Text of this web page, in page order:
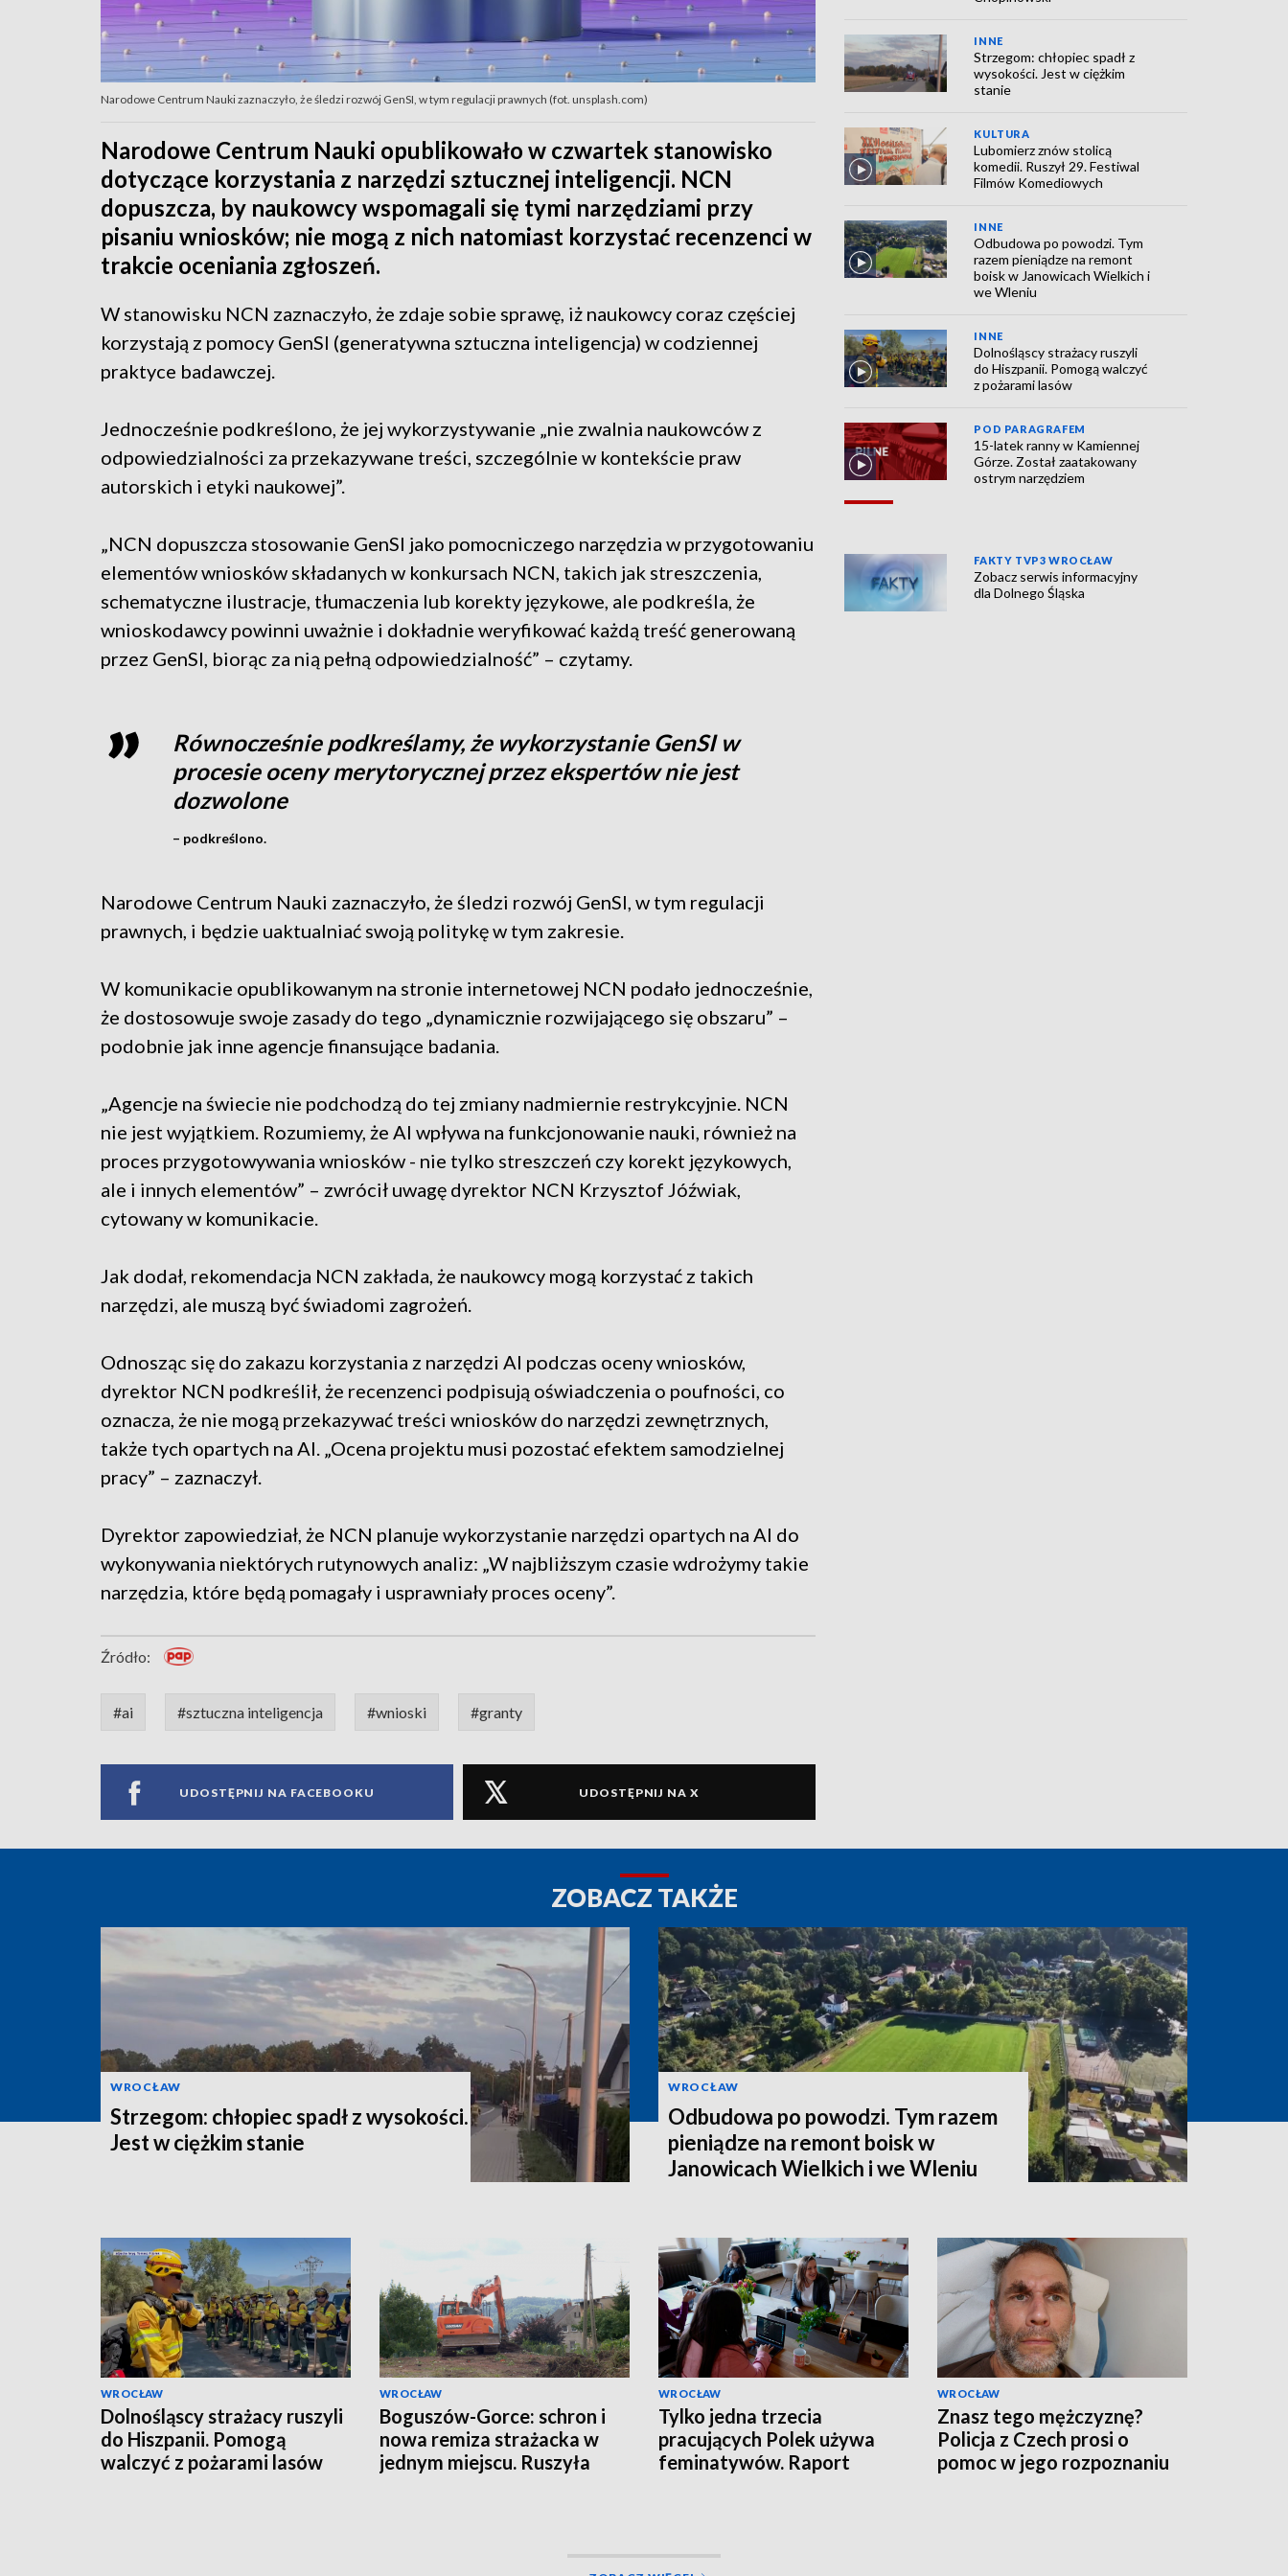
Narodowe Centrum Nauki zaznaczyło, że śledzi rozwój GenSI, w tym regulacji prawnych (fot. unsplash.com)
Narodowe Centrum Nauki opublikowało w czwartek stanowisko
dotyczące korzystania z narzędzi sztucznej inteligencji. NCN
dopuszcza, by naukowcy wspomagali się tymi narzędziami przy
pisaniu wniosków; nie mogą z nich natomiast korzystać recenzenci w
trakcie oceniania zgłoszeń.
W stanowisku NCN zaznaczyło, że zdaje sobie sprawę, iż naukowcy coraz częściej
korzystają z pomocy GenSI (generatywna sztuczna inteligencja) w codziennej
praktyce badawczej.
Jednocześnie podkreślono, że jej wykorzystywanie „nie zwalnia naukowców z
odpowiedzialności za przekazywane treści, szczególnie w kontekście praw
autorskich i etyki naukowej”.
„NCN dopuszcza stosowanie GenSI jako pomocniczego narzędzia w przygotowaniu
elementów wniosków składanych w konkursach NCN, takich jak streszczenia,
schematyczne ilustracje, tłumaczenia lub korekty językowe, ale podkreśla, że
wnioskodawcy powinni uważnie i dokładnie weryfikować każdą treść generowaną
przez GenSI, biorąc za nią pełną odpowiedzialność” – czytamy.
Równocześnie podkreślamy, że wykorzystanie GenSI w
procesie oceny merytorycznej przez ekspertów nie jest
dozwolone
– podkreślono.
Narodowe Centrum Nauki zaznaczyło, że śledzi rozwój GenSI, w tym regulacji
prawnych, i będzie uaktualniać swoją politykę w tym zakresie.
W komunikacie opublikowanym na stronie internetowej NCN podało jednocześnie,
że dostosowuje swoje zasady do tego „dynamicznie rozwijającego się obszaru” –
podobnie jak inne agencje finansujące badania.
„Agencje na świecie nie podchodzą do tej zmiany nadmiernie restrykcyjnie. NCN
nie jest wyjątkiem. Rozumiemy, że AI wpływa na funkcjonowanie nauki, również na
proces przygotowywania wniosków - nie tylko streszczeń czy korekt językowych,
ale i innych elementów” – zwrócił uwagę dyrektor NCN Krzysztof Jóźwiak,
cytowany w komunikacie.
Jak dodał, rekomendacja NCN zakłada, że naukowcy mogą korzystać z takich
narzędzi, ale muszą być świadomi zagrożeń.
Odnosząc się do zakazu korzystania z narzędzi AI podczas oceny wniosków,
dyrektor NCN podkreślił, że recenzenci podpisują oświadczenia o poufności, co
oznacza, że nie mogą przekazywać treści wniosków do narzędzi zewnętrznych,
także tych opartych na AI. „Ocena projektu musi pozostać efektem samodzielnej
pracy” – zaznaczył.
Dyrektor zapowiedział, że NCN planuje wykorzystanie narzędzi opartych na AI do
wykonywania niektórych rutynowych analiz: „W najbliższym czasie wdrożymy takie
narzędzia, które będą pomagały i usprawniały proces oceny”.
Źródło:
#ai #sztuczna inteligencja #wnioski #granty
UDOSTĘPNIJ NA FACEBOOKU UDOSTĘPNIJ NA X
INNE
Strzegom: chłopiec spadł z
wysokości. Jest w ciężkim
stanie
KULTURA
Lubomierz znów stolicą
komedii. Ruszył 29. Festiwal
Filmów Komediowych
INNE
Odbudowa po powodzi. Tym
razem pieniądze na remont
boisk w Janowicach Wielkich i
we Wleniu
INNE
Dolnośląscy strażacy ruszyli
do Hiszpanii. Pomogą walczyć
z pożarami lasów
POD PARAGRAFEM
15-latek ranny w Kamiennej
Górze. Został zaatakowany
ostrym narzędziem
FAKTY TVP3 WROCŁAW
Zobacz serwis informacyjny
dla Dolnego Śląska
ZOBACZ TAKŻE
WROCŁAW
Strzegom: chłopiec spadł z wysokości.
Jest w ciężkim stanie
WROCŁAW
Odbudowa po powodzi. Tym razem
pieniądze na remont boisk w
Janowicach Wielkich i we Wleniu
WROCŁAW
Dolnośląscy strażacy ruszyli
do Hiszpanii. Pomogą
walczyć z pożarami lasów
WROCŁAW
Boguszów-Gorce: schron i
nowa remiza strażacka w
jednym miejscu. Ruszyła
WROCŁAW
Tylko jedna trzecia
pracujących Polek używa
feminatywów. Raport
WROCŁAW
Znasz tego mężczyznę?
Policja z Czech prosi o
pomoc w jego rozpoznaniu